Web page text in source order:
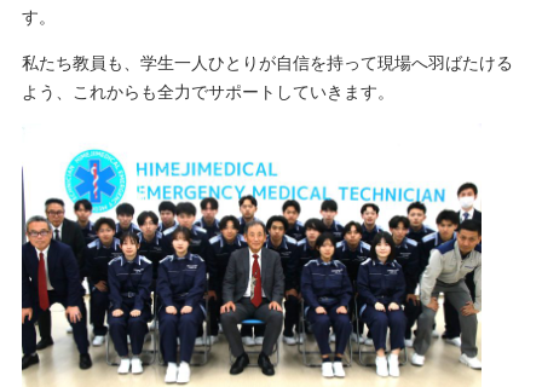
す。
私たち教員も、学生一人ひとりが自信を持って現場へ羽ばたける
よう、これからも全力でサポートしていきます。